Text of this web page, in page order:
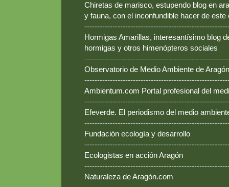
Chiretas de marisco, estupendo blog en
y fauna, con el inconfundible hacer de este
Hormigas Amarillas, interesantísimo blog
hormigas y otros himenópteros sociales
Observatorio de Medio Ambiente de Aragón
Ambientum.com Portal profesional del
Efeverde. El periodismo del medio
Fundación ecología y desarrollo
Ecologistas en acción Aragón
Naturaleza de Aragón.com